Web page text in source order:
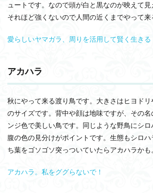
2.1
ムク
3
レン
ジ色
ツグ
ミ
3.2
アト
モズ
ュートです。なので頭が白と黒なのが映えて
それほど強くないので人間の近くまでやって来
愛らしいヤマガラ、周りを活用して賢く生きる
アカハラ
秋にやって来る渡り鳥です。大きさはヒヨド
のサイズです。背中や顔は地味ですが、その
ンジ色で美しい鳥です。同じような野鳥にシ
腹の色の見分けがポイントです。生態もシロ
ち葉をゴソゴソ突っついていたらアカハラかも
アカハラ。私をググらないで！